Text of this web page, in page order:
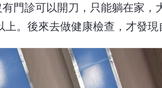
門診可以開刀，只能躺在家，
。後來去做健康檢查，才發現